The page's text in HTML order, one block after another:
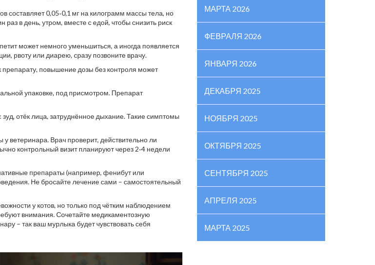
составляет 0,05‑0,1 мг на килограмм массы тела, но
в день, утром, вместе с едой, чтобы снизить риск
может немного уменьшиться, а иногда появляется
рвоту или диарею, сразу позвоните врачу.
препарату, повышение дозы без контроля может
упаковке, под присмотром. Препарат
отёк лица, затруднённое дыхание. Такие симптомы
ветеринара. Врач проверит, действительно ли
контрольный визит планируют через 2‑4 недели
препараты (например, фенибут или
Не бросайте лечение сами – самостоятельный
у котов, но только под чётким наблюдением
внимания. Сочетайте медикаментозную
– так ваш мурлыка будет чувствовать себя
МАРТА 2026
ФЕВРАЛЯ 2026
ЯНВАРЯ 2026
ДЕКАБРЯ 2025
НОЯБРЯ 2025
ОКТЯБРЯ 2025
СЕНТЯБРЯ 2025
АПРЕЛЯ 2025
МАРТА 2025